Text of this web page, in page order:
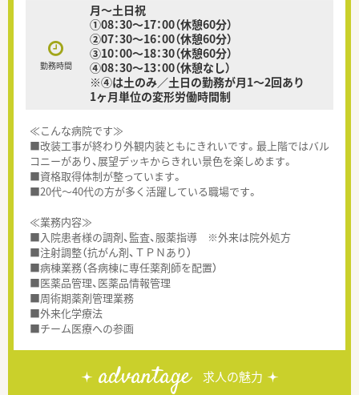
勤務時間
月～土日祝
①08：30～17：00（休憩60分）
②07：30～16：00（休憩60分）
③10：00～18：30（休憩60分）
④08：30～13：00（休憩なし）
※④は土のみ／土日の勤務が月1～2回あり
1ヶ月単位の変形労働時間制
≪こんな病院です≫
■改装工事が終わり外観内装ともにきれいです。最上階ではバル
コニーがあり、展望デッキからきれい景色を楽しめます。
■資格取得体制が整っています。
■20代～40代の方が多く活躍している職場です。
≪業務内容≫
■入院患者様の調剤、監査、服薬指導 ※外来は院外処方
■注射調整（抗がん剤、ＴＰＮあり）
■病棟業務（各病棟に専任薬剤師を配置）
■医薬品管理、医薬品情報管理
■周術期薬剤管理業務
■外来化学療法
■チーム医療への参画
advantage 求人の魅力